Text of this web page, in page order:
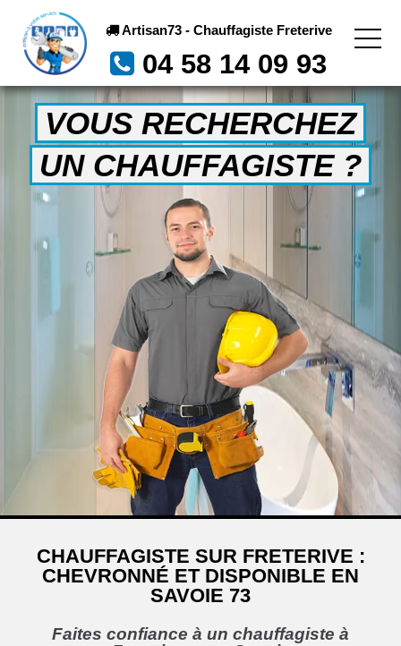
Artisan73 - Chauffagiste Freterive
04 58 14 09 93
VOUS RECHERCHEZ
UN CHAUFFAGISTE ?
CHAUFFAGISTE SUR FRETERIVE :
CHEVRONNÉ ET DISPONIBLE EN
SAVOIE 73
Faites confiance à un chauffagiste à